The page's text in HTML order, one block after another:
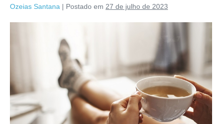
Ozeias Santana | Postado em 27 de julho de 2023
para
a
saúde